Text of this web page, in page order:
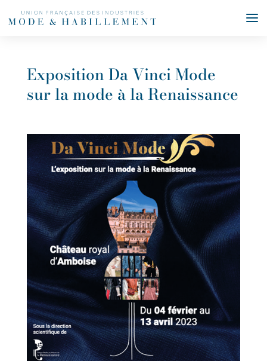
Exposition Da Vinci Mode
sur la mode à la Renaissance